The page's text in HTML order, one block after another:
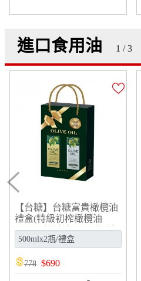
進口食用油 1 / 3
【台糖】台糖富貴橄欖油
禮盒(特級初榨橄欖油
500ml+橄欖油500ml瓶/禮
盒)(G952627)
778 $690